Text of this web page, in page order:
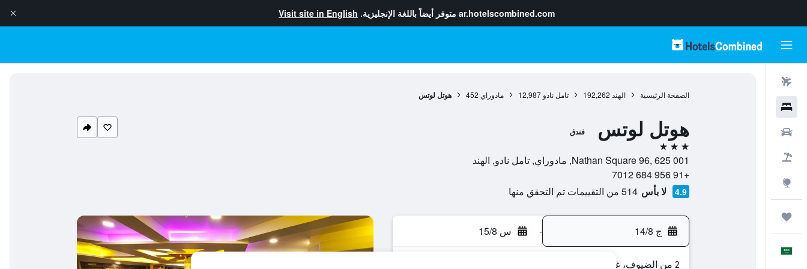
ar.hotelscombined.com متوفر أيضاً باللغة الإنجليزية. Visit site in English
الصفحة الرئيسية الهند 192,262 تامل نادو 12,987 مادوراي 452 هوتل لوتس
هوتل لوتس فندق
3 نجوم
Nathan Square 96, 625 001, مادوراي, تامل نادو, الهند
+91 956 684 7012
4.9 لا بأس 514 من التقييمات تم التحقق منها
ج 14/8 - س 15/8
2 من الضيوف، غرفة واحدة